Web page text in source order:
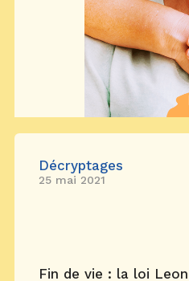
Décryptages
25 mai 2021
Fin de vie : la loi